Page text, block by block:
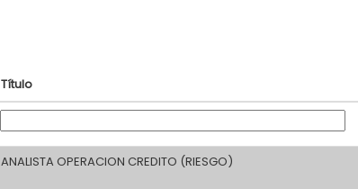
Título
ANALISTA OPERACION CREDITO (RIESGO)